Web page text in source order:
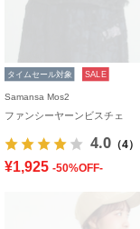
タイムセール対象 SALE
Samansa Mos2
ファンシーヤーンビスチェ
4.0 （4）
¥1,925 -50%OFF-